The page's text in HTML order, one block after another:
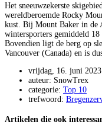
Het sneeuwzekerste
wereldberoemde Rocky
kust. Bij Mount Baker in de
wintersporters gemiddeld 18
Bovendien ligt de berg op
Vancouver (Canada) en is
vrijdag, 16. juni 2023
auteur: SnowTrex
categorie: Top 10
trefwoord:
Artikelen die ook